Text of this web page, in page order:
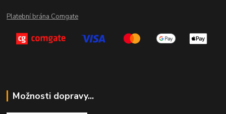
Platební brána Comgate
Možnosti dopravy...